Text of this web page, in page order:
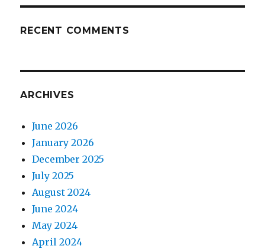
RECENT COMMENTS
ARCHIVES
June 2026
January 2026
December 2025
July 2025
August 2024
June 2024
May 2024
April 2024